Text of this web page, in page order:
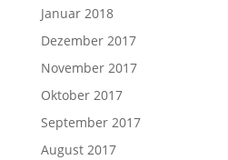
Januar 2018
Dezember 2017
November 2017
Oktober 2017
September 2017
August 2017